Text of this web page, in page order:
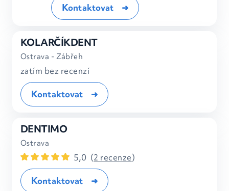
Kontaktovat
KOLARČÍKDENT
Ostrava - Zábřeh
zatím bez recenzí
Kontaktovat
DENTIMO
Ostrava
5,0 (2 recenze)
Kontaktovat